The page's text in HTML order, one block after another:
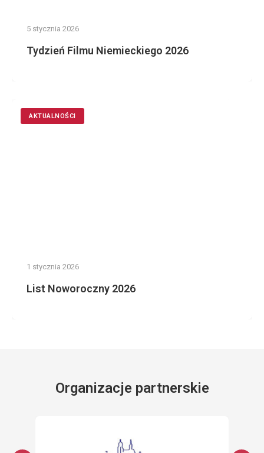
5 stycznia 2026
Tydzień Filmu Niemieckiego 2026
AKTUALNOŚCI
1 stycznia 2026
List Noworoczny 2026
Organizacje partnerskie